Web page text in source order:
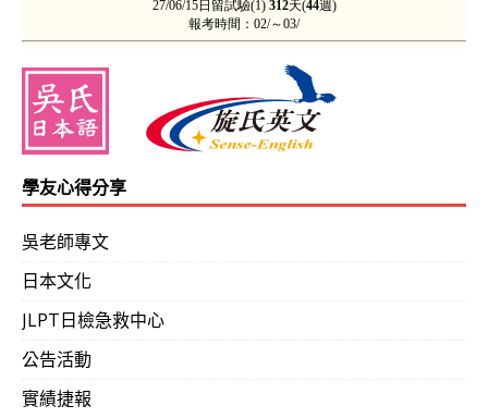
學友心得分享
吳老師專文
日本文化
JLPT日檢急救中心
公告活動
實績捷報